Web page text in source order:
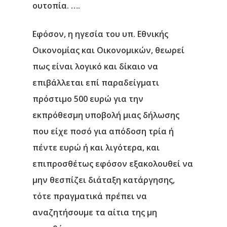
ουτοπία. ….
Εφόσον, η ηγεσία του υπ. Εθνικής
Οικονομίας και Οικονομικών, θεωρεί
πως είναι λογικό και δίκαιο να
επιβάλλεται επί παραδείγματι
πρόστιμο 500 ευρώ για την
εκπρόθεσμη υποβολή μιας δήλωσης
που είχε ποσό για απόδοση τρία ή
πέντε ευρώ ή και λιγότερα, και
επιπροσθέτως εφόσον εξακολουθεί να
μην θεσπίζει διάταξη κατάργησης,
τότε πραγματικά πρέπει να
αναζητήσουμε τα αίτια της μη